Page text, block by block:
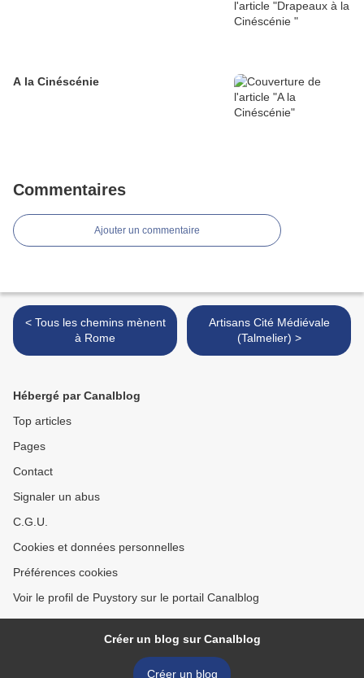
A la Cinéscénie
Commentaires
Ajouter un commentaire
< Tous les chemins mènent
à Rome
Artisans Cité Médiévale
(Talmelier) >
Hébergé par Canalblog
Top articles
Pages
Contact
Signaler un abus
C.G.U.
Cookies et données personnelles
Préférences cookies
Voir le profil de Puystory sur le portail Canalblog
Créer un blog sur Canalblog
Créer un blog